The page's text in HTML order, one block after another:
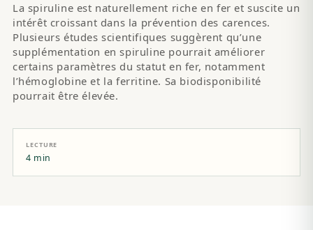
La spiruline est naturellement riche en fer et suscite un
intérêt croissant dans la prévention des carences.
Plusieurs études scientifiques suggèrent qu’une
supplémentation en spiruline pourrait améliorer
certains paramètres du statut en fer, notamment
l’hémoglobine et la ferritine. Sa biodisponibilité
pourrait être élevée.
LECTURE
4 min